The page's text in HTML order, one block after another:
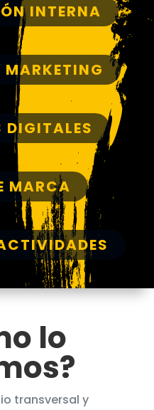
INTERNA
DIGITALES
MARCA
lo
transversal y